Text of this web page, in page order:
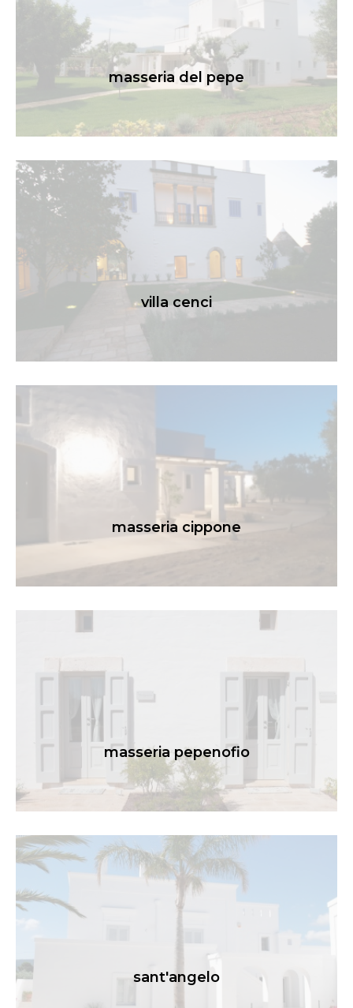
masseria del pepe
villa cenci
masseria cippone
masseria pepenofio
sant'angelo